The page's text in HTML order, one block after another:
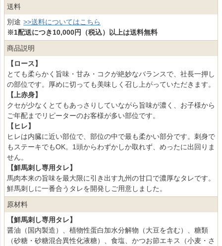
送料
別途 >>送料についてはこちら
※1配送につき10,000円（税込）以上は送料無料
商品説明
【ロース】
とても柔らかく旨味・甘み・コクが絶妙なバランスで、社長一押し
の部位です。厚めに切っても美味しく召し上がっていただきます。
【上赤身】
クセが少なくとてもあっさりしていながら旨味が濃く、お子様から
ご年配までリピーターのお客様が多い部位です。
【ヒレ】
ヒレは内臓に近い部位で、部位の中で最も柔かい部分です。刺身で
もステーキでもOK。1頭からわずかしか取れず、めったに出回りま
せん。
【鮮馬刺し専用タレ】
馬肉本来の旨味を最大限に引き出す九州の甘口で濃厚なタレです。
鮮馬刺しに一番合うタレを開発しご用意しました。
原材料
【鮮馬刺し専用タレ】
醤油（国内製造）、植物性蛋白加水分解物（大豆を含む）、糖類
（砂糖・砂糖混合異性化液糖）、食塩、かつお節エキス（小麦・さ